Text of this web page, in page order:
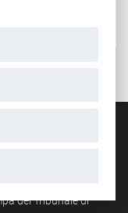
del Tribunale di